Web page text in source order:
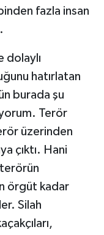
fazla insan
dolaylı
hatırlatan
burada şu
Terör
üzerinden
çıktı. Hani
örgüt kadar
Silah